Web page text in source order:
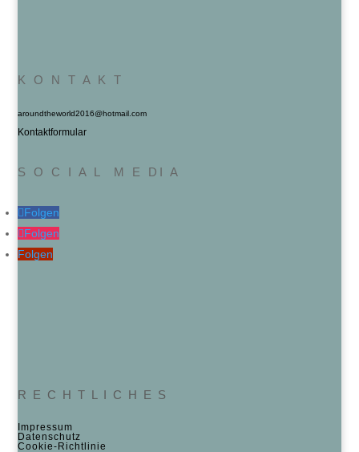
K O N T A K T
aroundtheworld2016@hotmail.com
Kontaktformular
S O C I A L M E DI A
Folgen
Folgen
Folgen
R E C H T L I C H E S
Impressum
Datenschutz
Cookie‑Richtlinie